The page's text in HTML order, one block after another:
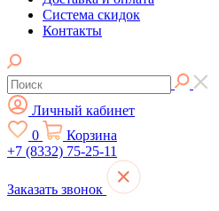
Система скидок
Контакты
Личный кабинет
0
Корзина
+7 (8332) 75-25-11
Заказать звонок